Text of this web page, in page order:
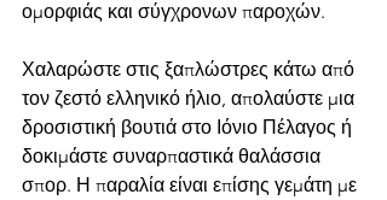
ομορφιάς και σύγχρονων παροχών.
Χαλαρώστε στις ξαπλώστρες κάτω από
τον ζεστό ελληνικό ήλιο, απολαύστε μια
δροσιστική βουτιά στο Ιόνιο Πέλαγος ή
δοκιμάστε συναρπαστικά θαλάσσια
σπορ. Η παραλία είναι επίσης γεμάτη με